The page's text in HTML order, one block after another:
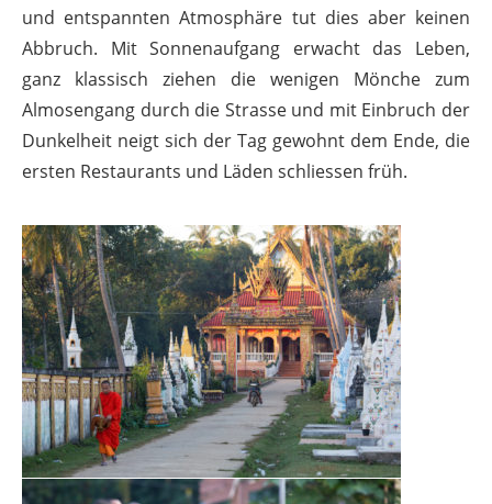
und entspannten Atmosphäre tut dies aber keinen
Abbruch. Mit Sonnenaufgang erwacht das Leben,
ganz klassisch ziehen die wenigen Mönche zum
Almosengang durch die Strasse und mit Einbruch der
Dunkelheit neigt sich der Tag gewohnt dem Ende, die
ersten Restaurants und Läden schliessen früh.